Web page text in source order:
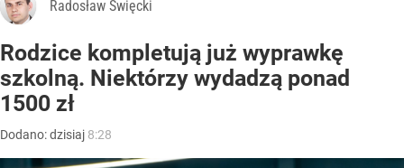
Radosław Święcki
Rodzice kompletują już wyprawkę
szkolną. Niektórzy wydadzą ponad
1500 zł
Dodano:dzisiaj 8:28